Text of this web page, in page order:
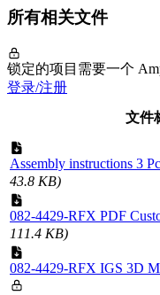
所有相关文件
锁定的项目需要一个
登录/注册
文件
Assembly instructions 3
43.8 KB)
082-4429-RFX PDF
111.4 KB)
082-4429-RFX IGS 3D